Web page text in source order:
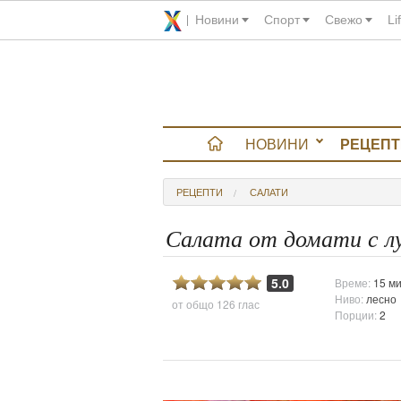
Новини Спорт Свежо
НОВИНИ
РЕЦЕПТИ САЛАТИ
Салата от домати с
5.0
от общо 126 глас
Време: 15
Ниво: лесно
Порции:2